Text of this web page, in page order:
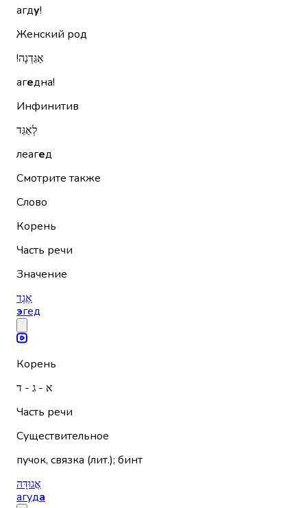
агду!
Женский род
אַגֵּדְנָה!‏
агедна!
Инфинитив
לְאַגֵּד
леагед
Смотрите также
Слово
Корень
Часть речи
Значение
אֶגֶד
эгед
Корень
א - ג - ד
Часть речи
Существительное
пучок, связка (лит.); бинт
אֲגוּדָּה
агуда